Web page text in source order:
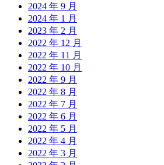
2024 年 9 月
2024 年 1 月
2023 年 2 月
2022 年 12 月
2022 年 11 月
2022 年 10 月
2022 年 9 月
2022 年 8 月
2022 年 7 月
2022 年 6 月
2022 年 5 月
2022 年 4 月
2022 年 3 月